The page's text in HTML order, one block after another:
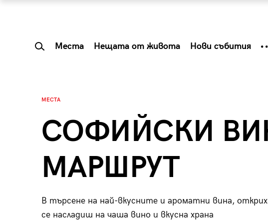
Места Нещата от живота Нови събития
МЕСТА
СОФИЙСКИ
МАРШРУТ
В търсене на най-вкусните и ароматни вина,
се насладиш на чаша вино и вкусна храна
Summer Prelude: как